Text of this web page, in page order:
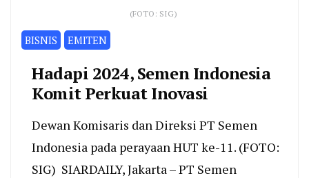
(FOTO: SIG)
BISNIS EMITEN
Hadapi 2024, Semen Indonesia
Komit Perkuat Inovasi
Dewan Komisaris dan Direksi PT Semen
Indonesia pada perayaan HUT ke-11. (FOTO:
SIG) SIARDAILY, Jakarta – PT Semen